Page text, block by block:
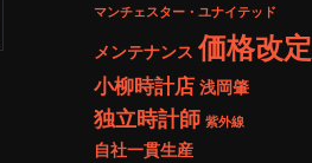
マンチェスター・ユナイテッド
メンテナンス 価格改定
小柳時計店 浅岡肇
独立時計師 紫外線
自社一貫生産